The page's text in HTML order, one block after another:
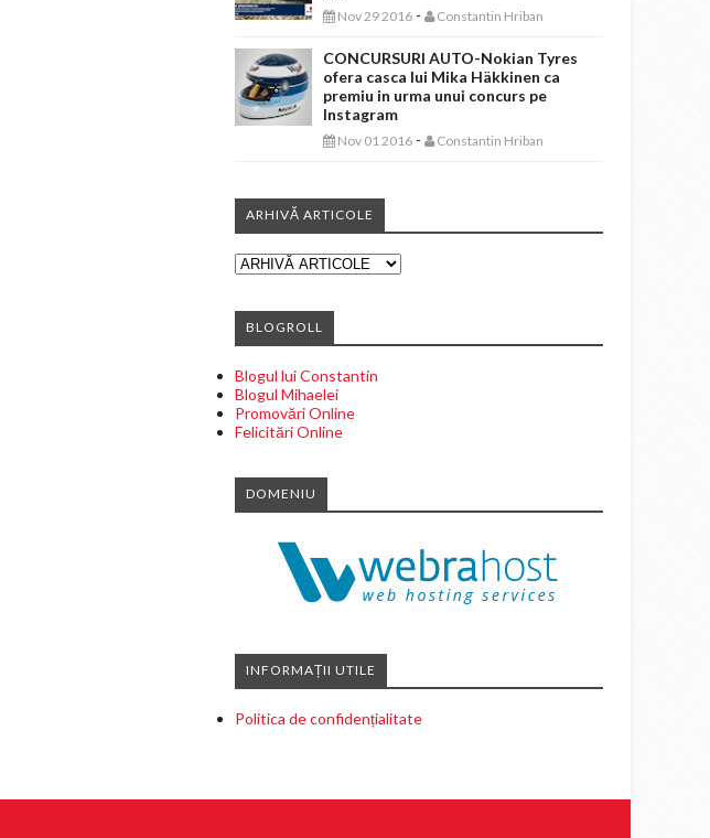
Nov 29 2016 - Constantin Hriban
CONCURSURI AUTO-Nokian Tyres
ofera casca lui Mika Häkkinen ca
premiu in urma unui concurs pe
Instagram
Nov 01 2016 - Constantin Hriban
ARHIVĂ ARTICOLE
BLOGROLL
Blogul lui Constantin
Blogul Mihaelei
Promovări Online
Felicitări Online
DOMENIU
INFORMAȚII UTILE
Politica de confidențialitate